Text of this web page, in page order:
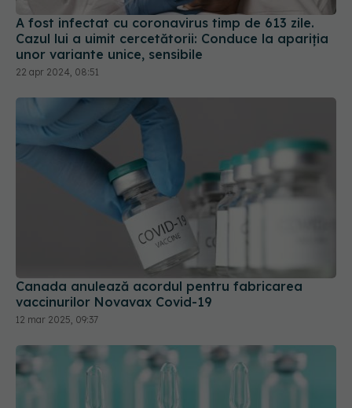
A fost infectat cu coronavirus timp de 613 zile.
Cazul lui a uimit cercetătorii: Conduce la apariția
unor variante unice, sensibile
22 apr 2024, 08:51
Canada anulează acordul pentru fabricarea
vaccinurilor Novavax Covid-19
12 mar 2025, 09:37